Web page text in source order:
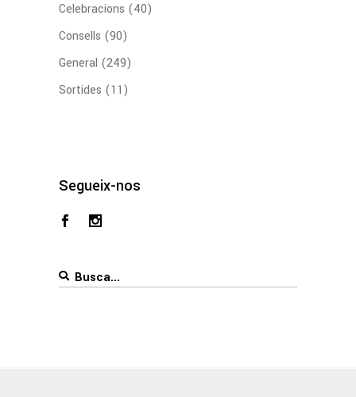
Celebracions (40)
Consells (90)
General (249)
Sortides (11)
Segueix-nos
Search